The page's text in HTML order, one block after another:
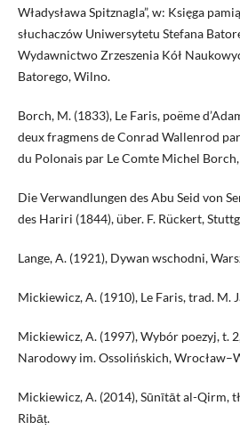
Władysława Spitznagla”, w: Księga
słuchaczów Uniwersytetu Stefana
Wydawnictwo Zrzeszenia Kół
Batorego, Wilno.
Borch, M. (1833), Le Faris, poëme
deux fragmens de Conrad Wallenrod
du Polonais par Le Comte Michel
Die Verwandlungen des Abu Seid von
des Hariri (1844), über. F. Rückert,
Lange, A. (1921), Dywan wschodni,
Mickiewicz, A. (1910), Le Faris, trad. M.
Mickiewicz, A. (1997), Wybór poezyj, t.
Narodowy im. Ossolińskich,
Mickiewicz, A. (2014), Sūnītāt al-Qirm,
Ribāṭ.